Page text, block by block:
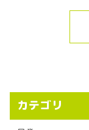
カテゴリ